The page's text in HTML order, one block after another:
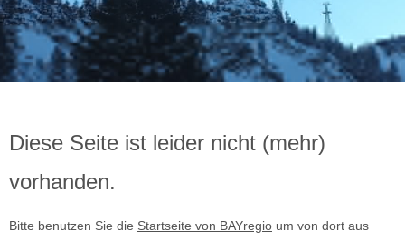
Diese Seite ist leider nicht (mehr)
vorhanden.
Bitte benutzen Sie die Startseite von BAYregio um von dort aus